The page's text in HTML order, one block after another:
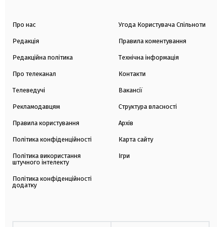
Про нас
Редакція
Редакційна політика
Про телеканал
Телеведучі
Рекламодавцям
Правила користування
Політика конфіденційності
Політика використання
штучного інтелекту
Політика конфіденційності
додатку
Угода Користувача Спільноти
Правила коментування
Технічна інформація
Контакти
Вакансії
Структура власності
Архів
Карта сайту
Ігри